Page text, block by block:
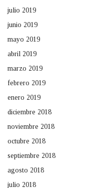
julio 2019
junio 2019
mayo 2019
abril 2019
marzo 2019
febrero 2019
enero 2019
diciembre 2018
noviembre 2018
octubre 2018
septiembre 2018
agosto 2018
julio 2018